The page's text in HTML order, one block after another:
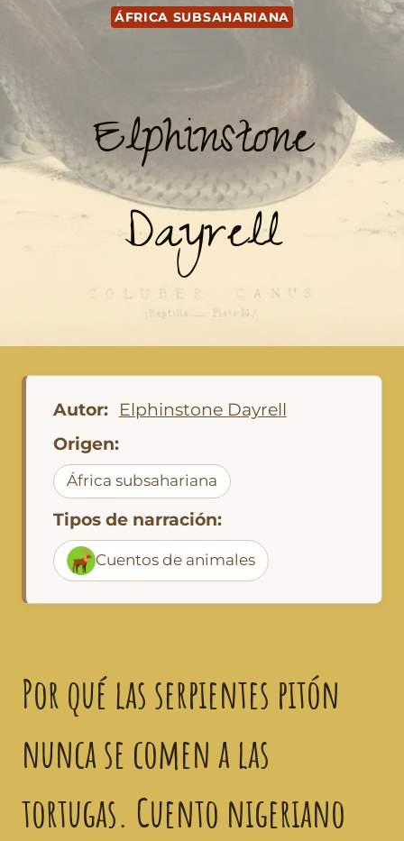
ÁFRICA SUBSAHARIANA
Elphinstone
Dayrell
Autor:
Elphinstone Dayrell
Origen:
África subsahariana
Tipos de narración:
Cuentos de animales
Por qué las serpientes pitón
nunca se comen a las
tortugas. Cuento nigeriano